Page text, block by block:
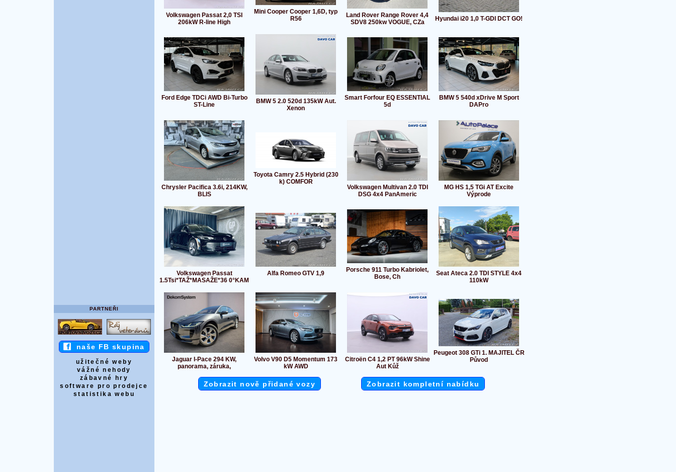
PARTNEŘI
naše FB skupina
užitečné weby
vážné nehody
zábavné hry
software pro prodejce
statistika webu
Volkswagen Passat 2,0 TSI
206kW R-line High
Mini Cooper Cooper 1,6D, typ
R56
Land Rover Range Rover 4,4
SDV8 250kw VOGUE, CZa
Hyundai i20 1,0 T-GDI DCT GO!
Ford Edge TDCi AWD Bi-Turbo
ST-Line
BMW 5 2.0 520d 135kW Aut.
Xenon
Smart Forfour EQ ESSENTIAL
5d
BMW 5 540d xDrive M Sport
DAPro
Chrysler Pacifica 3.6i, 214KW,
BLIS
Toyota Camry 2.5 Hybrid (230
k) COMFOR
Volkswagen Multivan 2.0 TDI
DSG 4x4 PanAmeric
MG HS 1,5 TGi AT Excite
Výprode
Volkswagen Passat
1.5Tsi*TAŽ*MASAŽE*36 0°KAM
Alfa Romeo GTV 1,9
Porsche 911 Turbo Kabriolet,
Bose, Ch
Seat Ateca 2.0 TDI STYLE 4x4
110kW
Jaguar I-Pace 294 KW,
panorama, záruka,
Volvo V90 D5 Momentum 173
kW AWD
Citroën C4 1,2 PT 96kW Shine
Aut Kůž
Peugeot 308 GTi 1. MAJITEL ČR
Původ
Zobrazit nově přidané vozy Zobrazit kompletní nabídku